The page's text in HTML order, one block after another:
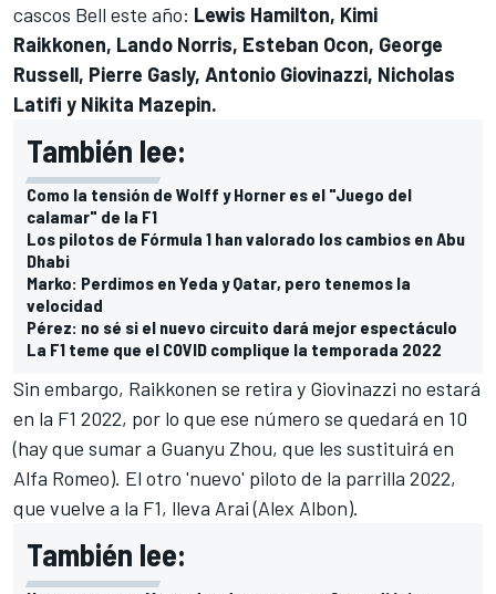
cascos Bell este año: Lewis Hamilton, Kimi
Raikkonen, Lando Norris, Esteban Ocon, George
Russell, Pierre Gasly, Antonio Giovinazzi, Nicholas
Latifi y Nikita Mazepin.
También lee:
Como la tensión de Wolff y Horner es el "Juego del
calamar" de la F1
Los pilotos de Fórmula 1 han valorado los cambios en Abu
Dhabi
Marko: Perdimos en Yeda y Qatar, pero tenemos la
velocidad
Pérez: no sé si el nuevo circuito dará mejor espectáculo
La F1 teme que el COVID complique la temporada 2022
Sin embargo, Raikkonen se retira y Giovinazzi no estará
en la F1 2022, por lo que ese número se quedará en 10
(hay que sumar a Guanyu Zhou, que les sustituirá en
Alfa Romeo). El otro 'nuevo' piloto de la parrilla 2022,
que vuelve a la F1, lleva Arai (Alex Albon).
También lee: